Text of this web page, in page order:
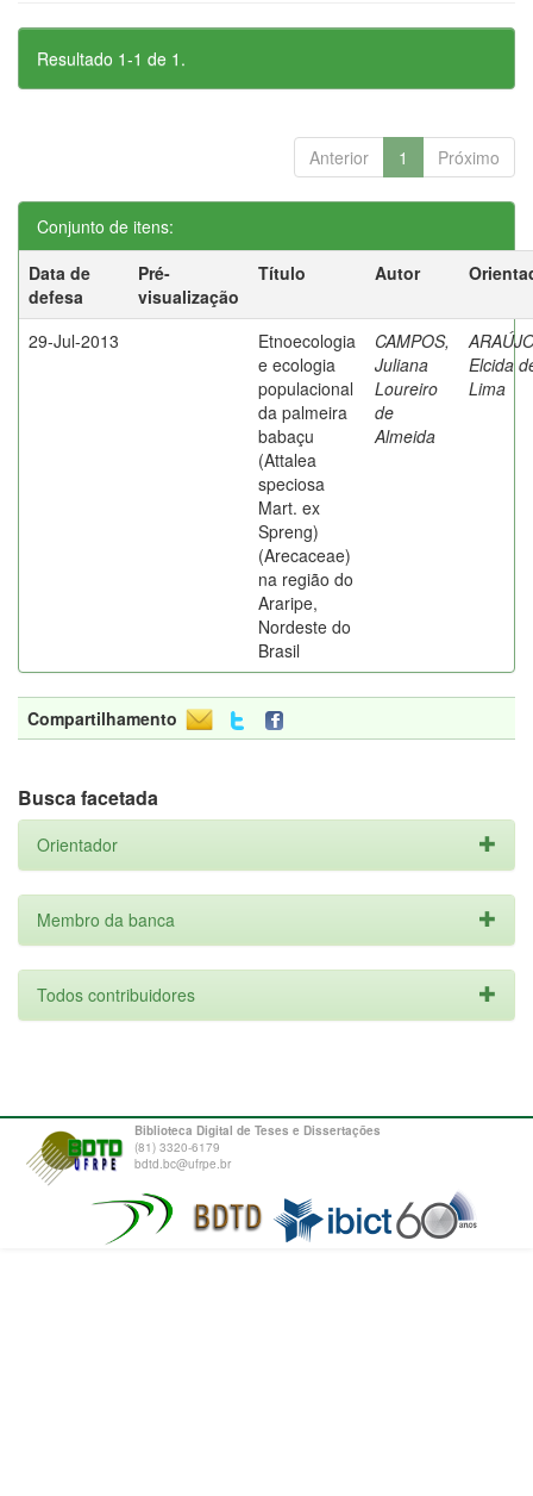
Resultado 1-1 de 1.
Anterior 1 Próximo
Conjunto de itens:
Data de
defesa
Pré-
visualização
Título Autor
29-Jul-2013
Etnoecologia
e ecologia
populacional
da palmeira
babaçu
(Attalea
speciosa
Mart. ex
Spreng)
(Arecaceae)
na região do
Araripe,
Nordeste do
Brasil
CAMPOS,
Juliana
Loureiro
de
Almeida
Elcida
Lima
Compartilhamento
Busca facetada
Orientador
Membro da banca
Todos contribuidores
Biblioteca Digital de Teses e Dissertações
(81) 3320-6179
bdtd.bc@ufrpe.br